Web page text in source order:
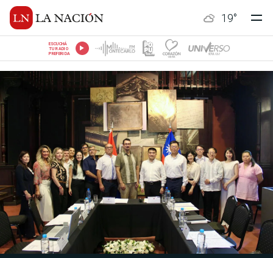
19°
ESCUCHÁ
TU RADIO
PREFERIDA